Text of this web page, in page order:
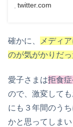
twitter.com
確かに、
メディ
のが気がかりだっ
愛子さまは拒食
ので、激変して
にも３年間のう
かと思ってしまい